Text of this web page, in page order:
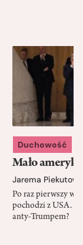
Duchowość
Mało
Jarema
Po raz pierwszy w
pochodzi z USA.
anty-Trumpem?